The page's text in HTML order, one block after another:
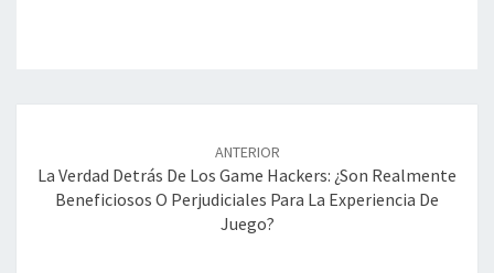
entradas
ANTERIOR
La Verdad Detrás De Los Game Hackers: ¿Son Realmente
Beneficiosos O Perjudiciales Para La Experiencia De
Juego?